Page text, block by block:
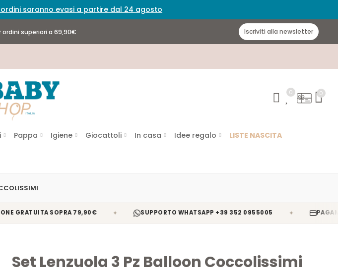
saranno evasi a partire dal 24 agosto
superiori a 69,90€ Iscriviti alla newsletter
0 0
Pappa Igiene Giocattoli In casa Idee regalo LISTE NASCITA
SOPRA 79,90€ ✦ SUPPORTO WHATSAPP +39 352 0955005 ✦
Set Lenzuola 3 Pz Balloon Coccolissimi